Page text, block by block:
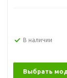
В наличии
Выбрать